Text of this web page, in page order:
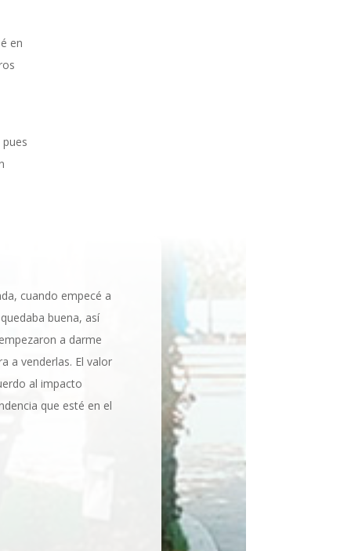
en
cuando empecé a
buena, así
a darme
a venderlas. El valor
al impacto
que esté en el